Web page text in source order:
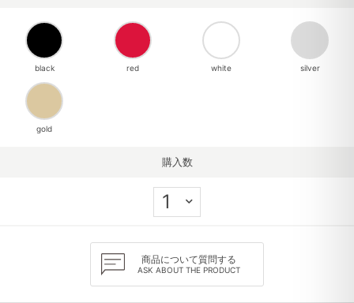
black red white silver
gold
購入数
商品について質問する
ASK ABOUT THE PRODUCT